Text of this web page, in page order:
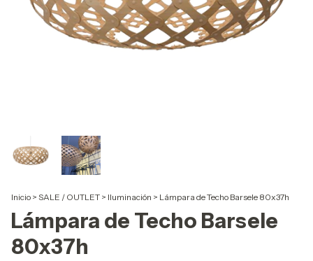
Inicio > SALE / OUTLET > Iluminación > Lámpara de Techo Barsele 80x37h
Lámpara de Techo Barsele
80x37h